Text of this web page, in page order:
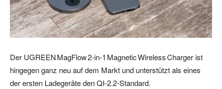
Der UGREEN MagFlow 2‑in‑1 Magnetic Wireless Charger ist
hingegen ganz neu auf dem Markt und unterstützt als eines
der ersten Ladegeräte den QI‑2.2‑Standard.